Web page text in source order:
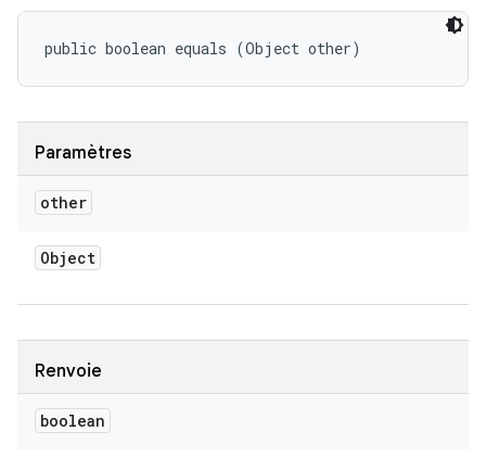
public boolean equals (Object other)
Paramètres
other
Object
Renvoie
boolean